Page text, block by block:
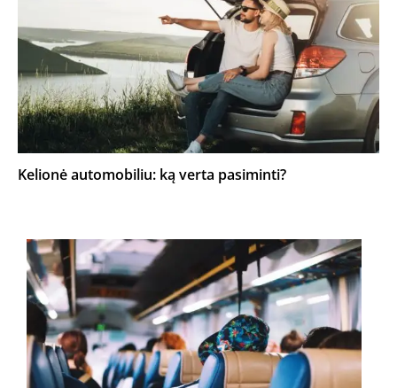
Kelionė automobiliu: ką verta pasiminti?